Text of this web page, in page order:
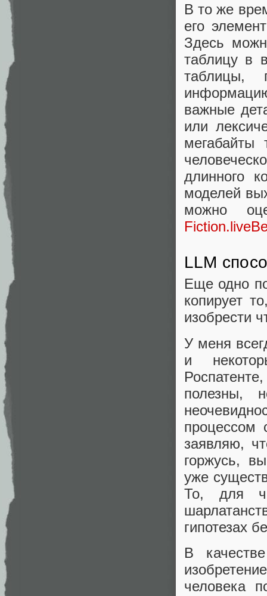
В то же
его
Здесь
таблицу в
таблицы,
важные
или
мегабайты
длинного
моделей
можно
LLM
Еще одно
копирует
изобрести
У меня
и
полезны,
процессом
заявляю,
горжусь,
уже
То, для
гипотезах
В
человека